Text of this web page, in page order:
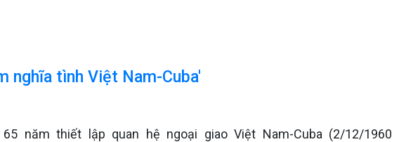
nghĩa tình Việt Nam-Cuba'
năm thiết lập quan hệ ngoại giao Việt Nam-Cuba (2/12/1960